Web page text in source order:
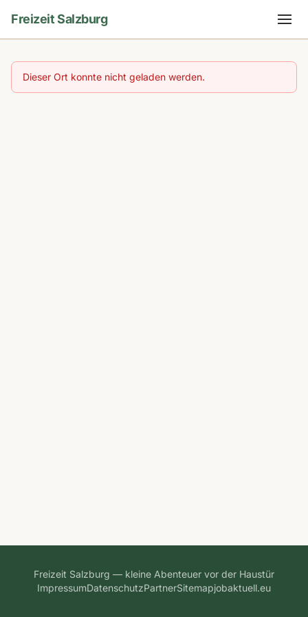
Freizeit Salzburg
Dieser Ort konnte nicht geladen werden.
Freizeit Salzburg — kleine Abenteuer vor der Haustür
ImpressumDatenschutzPartnerSitemapjobaktuell.eu